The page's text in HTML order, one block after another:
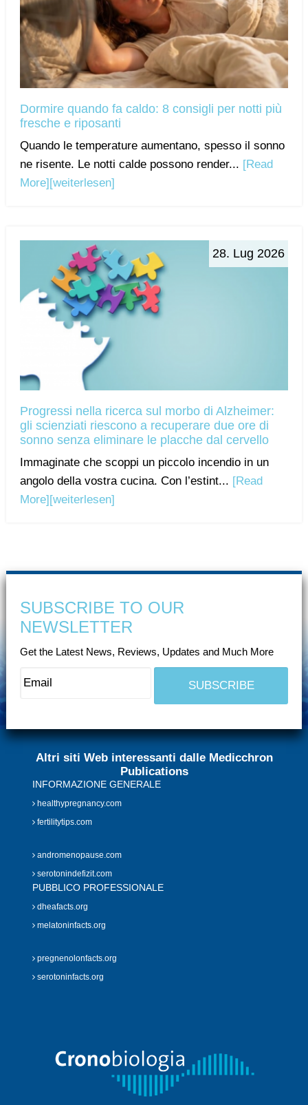
Dormire quando fa caldo: 8 consigli per notti più
fresche e riposanti
Quando le temperature aumentano, spesso il sonno
ne risente. Le notti calde possono render... [Read
More] [weiterlesen]
28. Lug 2026
Progressi nella ricerca sul morbo di Alzheimer:
gli scienziati riescono a recuperare due ore di
sonno senza eliminare le placche dal cervello
Immaginate che scoppi un piccolo incendio in un
angolo della vostra cucina. Con l’estint... [Read
More][weiterlesen]
SUBSCRIBE TO OUR
NEWSLETTER
Get the Latest News, Reviews, Updates and Much More
Altri siti Web interessanti dalle Medicchron
Publications
INFORMAZIONE GENERALE
healthypregnancy.com
fertilitytips.com
andromenopause.com
serotonindefizit.com
PUBBLICO PROFESSIONALE
dheafacts.org
melatoninfacts.org
pregnenolonfacts.org
serotoninfacts.org